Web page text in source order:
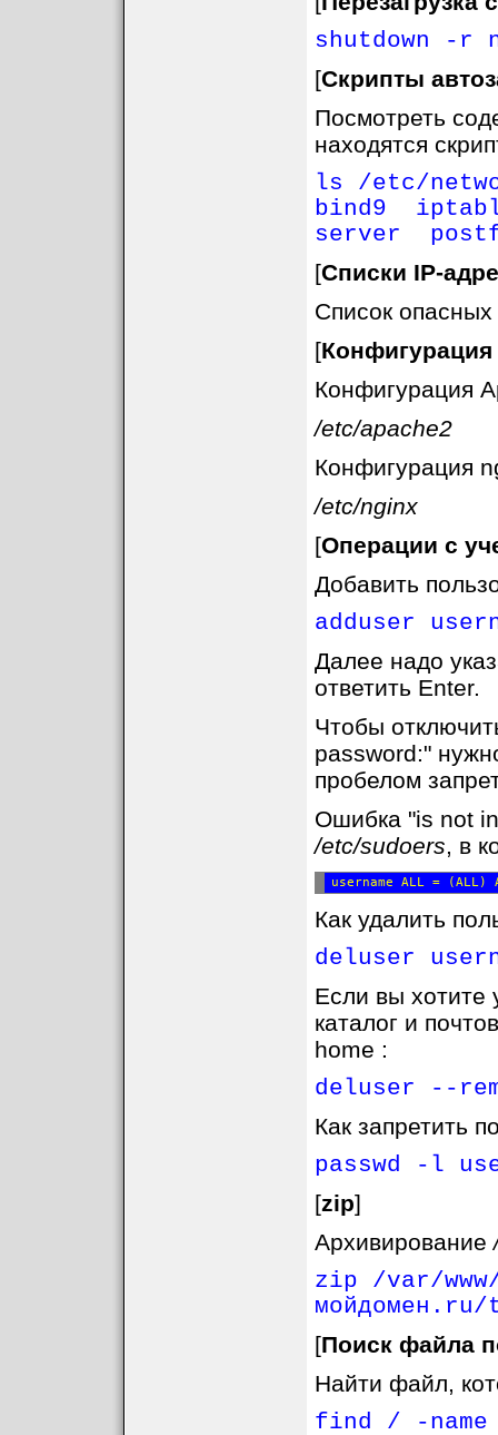
shutdown -r
[Скрипты
Посмотреть
находятся
ls /etc/
bind9
server
[Списки IP-
Список
[
Конфигурация
/etc/apache2
Конфигурация
/etc/nginx
[Операции с
Добавить
adduser
Далее надо
ответить Enter.
Чтобы
password:"
пробелом
Ошибка "is not
/etc/sudoers, в
Как удалить
deluser
Если вы хотите
каталог и
home :
deluser --
Как запретить
passwd -l
[zip]
Архивирование
zip /var/www/
[Поиск файла
Найти файл,
find / -